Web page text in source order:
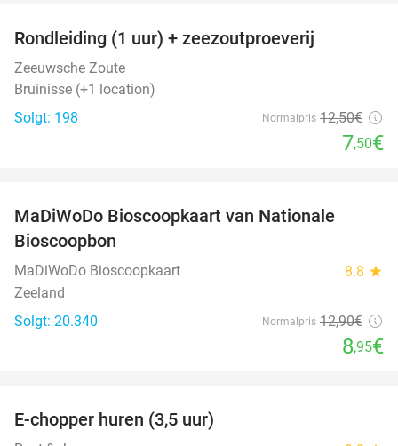
Rondleiding (1 uur) + zeezoutproeverij
Zeeuwsche Zoute
Bruinisse (+1 location)
Solgt: 198
Normalpris 12,50€
7,50€
MaDiWoDo Bioscoopkaart van Nationale
Bioscoopbon
MaDiWoDo Bioscoopkaart 8.8 star
Zeeland
Solgt: 20.340
Normalpris 12,90€
8,95€
E-chopper huren (3,5 uur)